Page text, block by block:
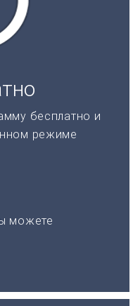
бесплатно и
режиме
можете